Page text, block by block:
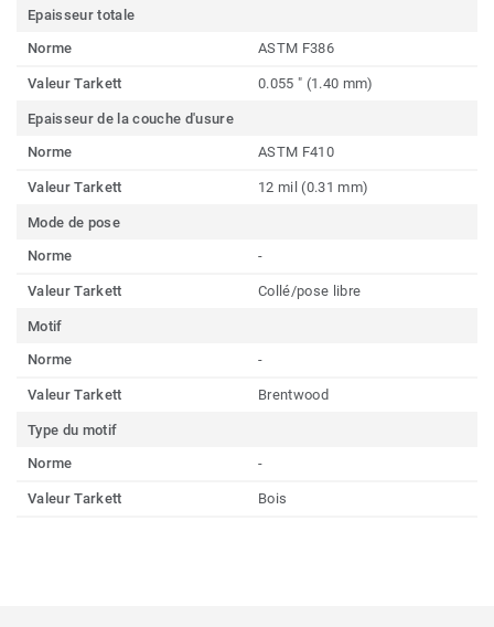
Epaisseur totale
Norme
ASTM F386
Valeur Tarkett 0.055 " (1.40 mm)
Epaisseur de la couche d'usure
Norme
ASTM F410
Valeur Tarkett 12 mil (0.31 mm)
Mode de pose
Norme
-
Valeur Tarkett Collé/pose libre
Motif
Norme
-
Valeur Tarkett Brentwood
Type du motif
Norme
-
Valeur Tarkett Bois